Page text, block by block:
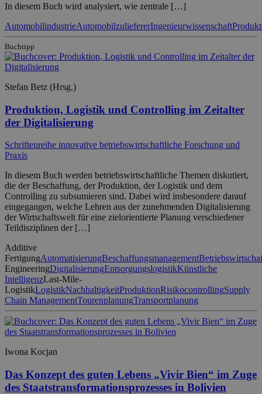
In diesem Buch wird analysiert, wie zentrale […]
AutomobilindustrieAutomobilzuliefererIngenieurwissenschaft
Buchtipp
Stefan Betz (Hrsg.)
Produktion, Logistik und Controlling im Zeitalter
der Digitalisierung
Schriftenreihe innovative betriebswirtschaftliche Forschung und
Praxis
In diesem Buch werden betriebswirtschaftliche Themen diskutiert,
die der Beschaffung, der Produktion, der Logistik und dem
Controlling zu subsumieren sind. Dabei wird insbesondere darauf
eingegangen, welche Lehren aus der zunehmenden Digitalisierung
der Wirtschaftswelt für eine zielorientierte Planung verschiedener
Teildisziplinen der […]
Additive
FertigungAutomatisierungBeschaffungsmanagement
EngineeringDigitalisierungEntsorgungslogistikKünstliche
IntelligenzLast-Mile-
LogistikLogistikNachhaltigkeitProduktionRisikocontrollingSupply
Chain ManagementTourenplanungTransportplanung
Iwona Kocjan
Das Konzept des guten Lebens „Vivir Bien“ im Zuge
des Staatstransformationsprozesses in Bolivien